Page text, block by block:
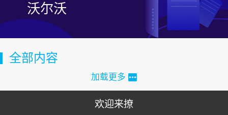
沃尔沃
全部内容
加载更多
欢迎来撩